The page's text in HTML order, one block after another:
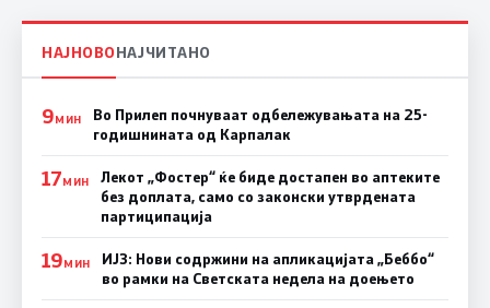
НАЈНОВОНАЈЧИТАНО
9МИН
Во Прилеп почнуваат одбележувањата на 25-
годишнината од Карпалак
17МИН
Лекот „Фостер“ ќе биде достапен во аптеките
без доплата, само со законски утврдената
партиципација
19МИН
ИЈЗ: Нови содржини на апликацијата „Беббо“
во рамки на Светската недела на доењето